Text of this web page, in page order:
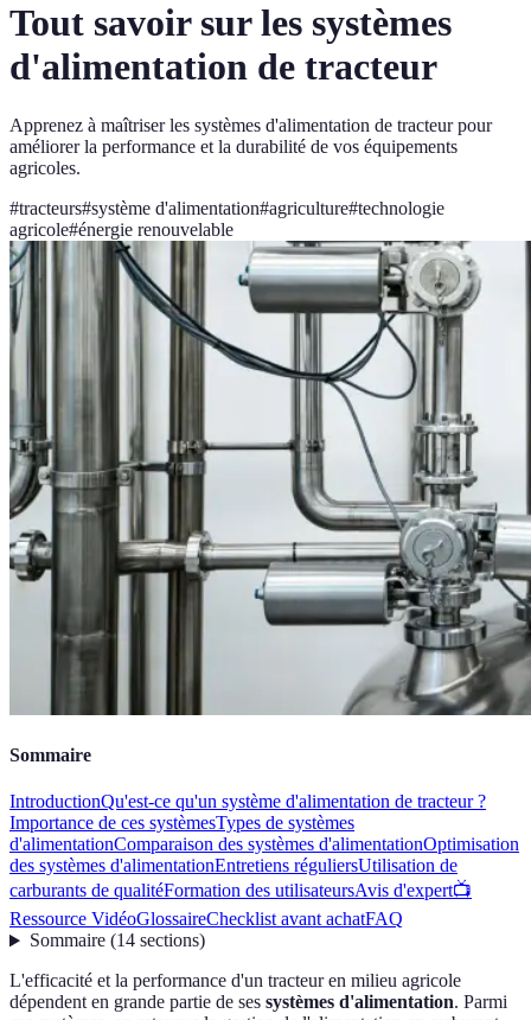
Tout savoir sur les systèmes
d'alimentation de tracteur
Apprenez à maîtriser les systèmes d'alimentation de tracteur pour
améliorer la performance et la durabilité de vos équipements
agricoles.
#tracteurs#système d'alimentation#agriculture#technologie
agricole#énergie renouvelable
Sommaire
IntroductionQu'est-ce qu'un système d'alimentation de tracteur ?
Importance de ces systèmesTypes de systèmes
d'alimentationComparaison des systèmes d'alimentationOptimisation
des systèmes d'alimentationEntretiens réguliersUtilisation de
carburants de qualitéFormation des utilisateursAvis d'expert📺
Ressource VidéoGlossaireChecklist avant achatFAQ
Sommaire(14 sections)
L'efficacité et la performance d'un tracteur en milieu agricole
dépendent en grande partie de ses systèmes d'alimentation. Parmi